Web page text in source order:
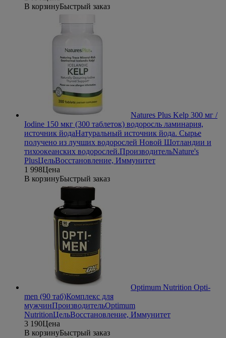
В корзинуБыстрый заказ
Natures Plus Kelp 300 мг /
Iodine 150 мкг (300 таблеток) водоросль ламинария,
источник йодаНатуральный источник йода. Сырье
получено из лучших водорослей Новой Шотландии и
тихоокеанских водорослей.ПроизводительNature's
PlusЦельВосстановление, Иммунитет
1 998Цена
В корзинуБыстрый заказ
Optimum Nutrition Opti-
men (90 таб)Комплекс для
мужчинПроизводительOptimum
NutritionЦельВосстановление, Иммунитет
3 190Цена
В корзинуБыстрый заказ